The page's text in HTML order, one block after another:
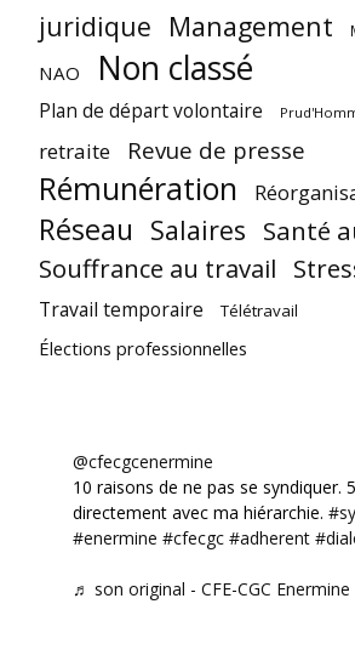
juridique Management
NAO Non classé
Plan de départ volontaire
retraite Revue de presse
Rémunération
Réseau Salaires Santé
Souffrance au travail
Travail temporaire Télétravail
Élections professionnelles
@cfecgcenermine
10 raisons de ne pas se syndiquer.
directement avec ma hiérarchie.
#enermine #cfecgc #adherent
♬ son original - CFE-CGC Enermine